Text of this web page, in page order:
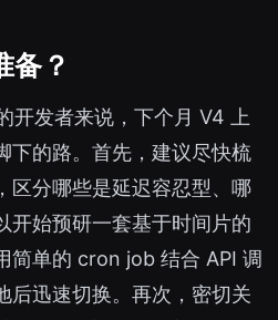
备？
开发者来说，下个月 V4 上
下的路。首先，建议尽快梳
区分哪些是延迟容忍型、哪
开始预研一套基于时间片的
简单的 cron job 结合 API 调
后迅速切换。再次，密切关